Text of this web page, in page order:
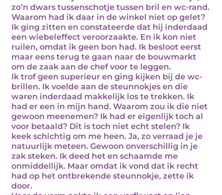
zo’n dwars tussenschotje tussen bril en wc-rand.
Waarom had ik daar in de winkel niet op gelet?
Ik ging zitten en constateerde dat hij inderdaad
een wiebeleffect veroorzaakte. En ik kon niet
ruilen, omdat ik geen bon had. Ik besloot eerst
maar eens terug te gaan naar de bouwmarkt
om de zaak aan de chef voor te leggen.
Ik trof geen superieur en ging kijken bij de wc-
brillen. Ik voelde aan de steunnokjes en die
waren inderdaad makkelijk los te trekken. Ik
had er een in mijn hand. Waarom zou ik die niet
gewoon meenemen? Ik had er eigenlijk toch al
voor betaald? Dit is toch niet echt stelen? Ik
keek schichtig om me heen. Ja, zo verraad je je
natuurlijk meteen. Gewoon onverschillig in je
zak steken. Ik deed het en schaamde me
onmiddellijk. Maar omdat ik vond dat ik recht
had op het ontbrekende steunnokje, zette ik
door.